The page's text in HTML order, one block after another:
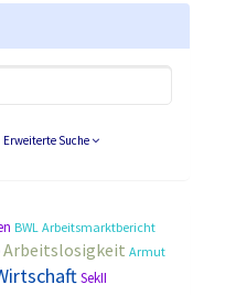
Erweiterte Suche
BWL Arbeitsmarktbericht
Arbeitslosigkeit Armut
SekII